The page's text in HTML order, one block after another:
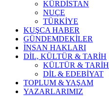
KÜRDİSTAN
NUÇE
TÜRKİYE
KUŞCA HABER
GÜNDEMDEKİLER
İNSAN HAKLARI
DİL, KÜLTÜR & TARİH
KÜLTÜR & TARİH
DİL & EDEBİYAT
TOPLUM & YAŞAM
YAZARLARIMIZ